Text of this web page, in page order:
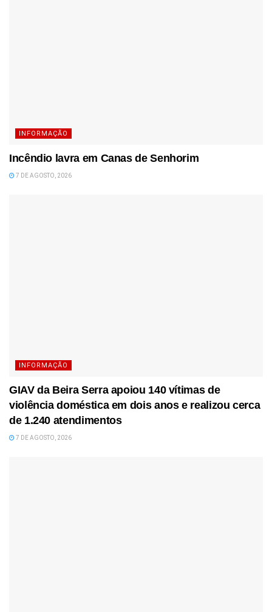
INFORMAÇÃO
Incêndio lavra em Canas de Senhorim
7 DE AGOSTO, 2026
INFORMAÇÃO
GIAV da Beira Serra apoiou 140 vítimas de
violência doméstica em dois anos e realizou cerca
de 1.240 atendimentos
7 DE AGOSTO, 2026